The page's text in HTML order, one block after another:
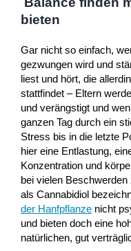
bieten
Gar nicht so einfach,
gezwungen wird und
liest und hört, die
stattfindet – Eltern
und verängstigt und
ganzen Tag durch ein
Stress bis in die letzte
hier eine Entlastung,
Konzentration und
bei vielen
als Cannabidiol
der Hanfpflanze nicht
und bieten doch eine
natürlichen, gut